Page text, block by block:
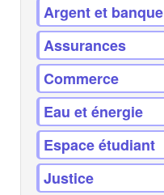
Argent et banque
Assurances
Commerce
Eau et énergie
Espace étudiant
Justice